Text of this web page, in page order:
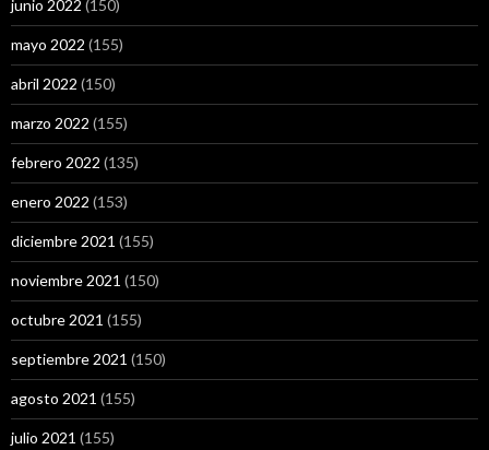
junio 2022 (150)
mayo 2022 (155)
abril 2022 (150)
marzo 2022 (155)
febrero 2022 (135)
enero 2022 (153)
diciembre 2021 (155)
noviembre 2021 (150)
octubre 2021 (155)
septiembre 2021 (150)
agosto 2021 (155)
julio 2021 (155)